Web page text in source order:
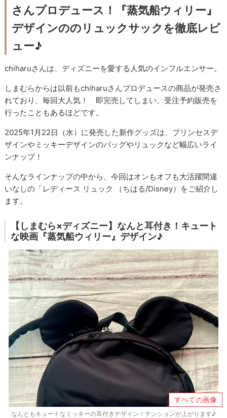
さんプロデュース！『蒸気船ウィリー』
デザインののリュックサックを徹底レビ
ュー♪
chiharuさんは、ディズニーを愛する人気のインフルエンサー。
しまむらからは以前もchiharuさんプロデュースの商品が発売さ
れており、毎回大人気！ 即完売してしまい、受注予約販売を
行ったこともあるほどです。
2025年1月22日（水）に発売した新作グッズは、プリンセスデ
ザインやミッキーデザインのバッグやリュックなど幅広いライ
ンナップ！
そんなラインナップの中から、今回はオンもオフも大活躍間違
いなしの「レディース リュック （ちはる/Disney）をご紹介し
ます。
【しまむら×ディズニー】なんと耳付き！キュート
な映画『蒸気船ウィリー』デザイン♪
すべての画像
なんともキュートなミッキーの耳付きデザイン！テンションが上がります♪